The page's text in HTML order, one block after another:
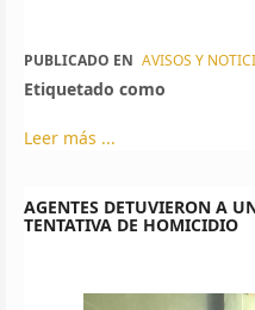
PUBLICADO EN AVISOS Y
Etiquetado como
Leer más ...
AGENTES DETUVIERON A
TENTATIVA DE HOMICIDIO